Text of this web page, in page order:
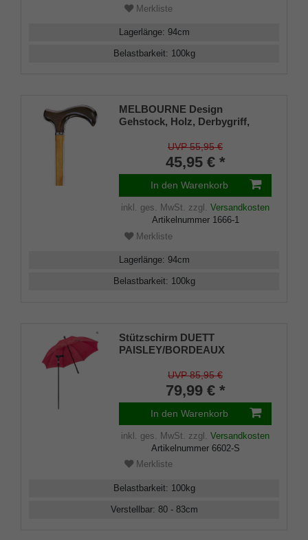
Merkliste
Lagerlänge: 94cm
Belastbarkeit: 100kg
MELBOURNE Design
Gehstock, Holz, Derbygriff,
lackiert, Platinband, elegant,
Damen und Herren, inkl.
Gummipuffer
UVP 55,95 €
45,95 € *
In den Warenkorb
inkl. ges. MwSt. zzgl. Versandkosten
Artikelnummer 1666-1
Merkliste
Lagerlänge: 94cm
Belastbarkeit: 100kg
Stützschirm DUETT
PAISLEY/BORDEAUX
höhenverstellbar, Fritzgriff,
Schirmhülle, Klettverschluss,
Gummipuffer Damen und
Herren
UVP 85,95 €
79,99 € *
In den Warenkorb
inkl. ges. MwSt. zzgl. Versandkosten
Artikelnummer 6602-S
Merkliste
Belastbarkeit: 100kg
Verstellbar: 80 - 83cm